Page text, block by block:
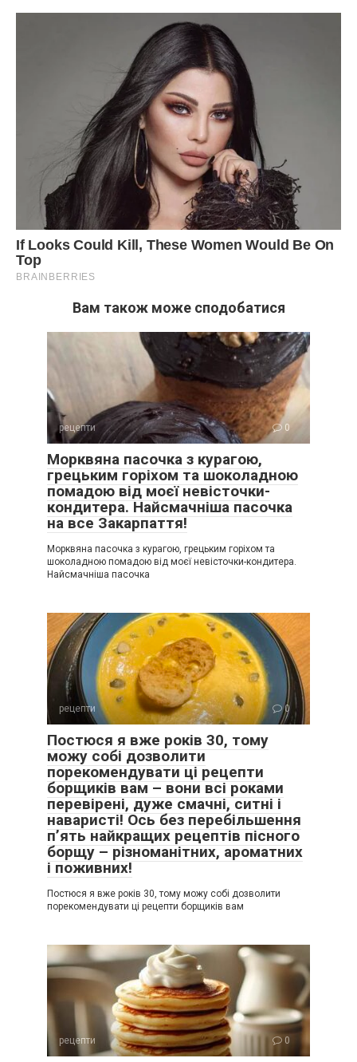
Вам також може сподобатися
рецепти 0
Морквяна пасочка з курагою,
грецьким горіхом та шоколадною
помадою від моєї невісточки-
кондитера. Найсмачніша пасочка
на все Закарпаття!
Морквяна пасочка з курагою, грецьким горіхом та
шоколадною помадою від моєї невісточки-кондитера.
Найсмачніша пасочка
рецепти 0
Постюся я вже років 30, тому
можу собі дозволити
порекомендувати ці рецепти
борщиків вам – вони всі роками
перевірені, дуже смачні, ситні і
наваристі! Ось без перебільшення
п’ять найкращих рецептів пісного
борщу – різноманітних, ароматних
і поживних!
Постюся я вже років 30, тому можу собі дозволити
порекомендувати ці рецепти борщиків вам
рецепти 0